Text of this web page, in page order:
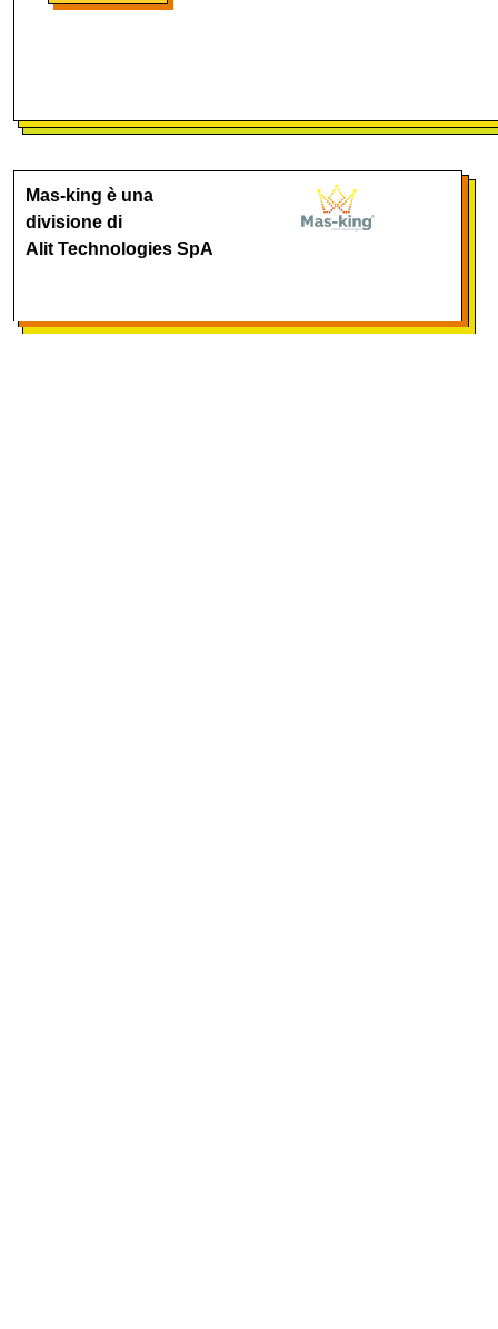
Mas-king è una
divisione di
Alit Technologies SpA